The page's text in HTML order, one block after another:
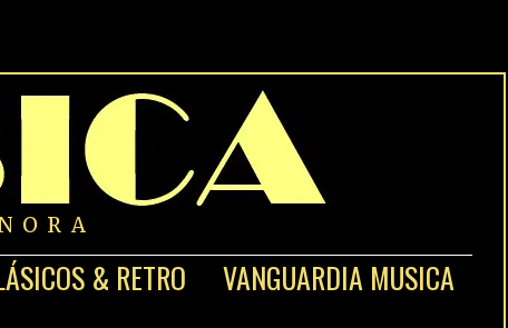
& RETRO VANGUARDIA MUSICA